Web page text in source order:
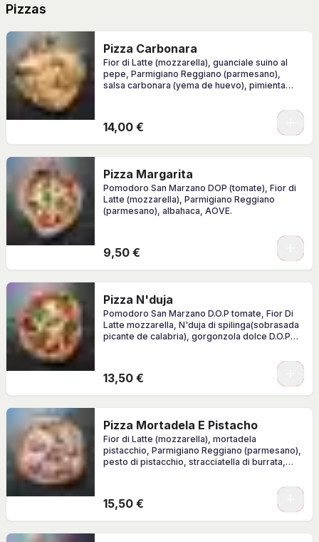
Pizzas
Pizza Carbonara
Fior di Latte (mozzarella), guanciale suino al
pepe, Parmigiano Reggiano (parmesano),
salsa carbonara (yema de huevo), pimienta
14,00 €
Pizza Margarita
Pomodoro San Marzano DOP (tomate), Fior di
Latte (mozzarella), Parmigiano Reggiano
(parmesano), albahaca, AOVE.
9,50 €
Pizza N'duja
Pomodoro San Marzano D.O.P tomate, Fior Di
Latte mozzarella, N'duja di spilinga(sobrasada
picante de calabria), gorgonzola dolce D.O.P
13,50 €
Pizza Mortadela E Pistacho
Fior di Latte (mozzarella), mortadela
pistacchio, Parmigiano Reggiano (parmesano),
pesto di pistacchio, stracciatella di burrata,
15,50 €